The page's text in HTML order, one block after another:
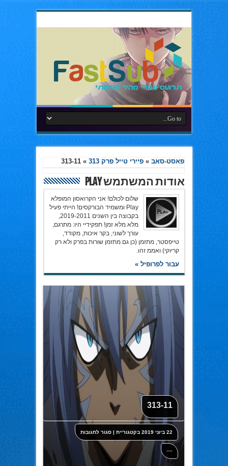
פאסט-סאב »פיירי טייל פרק 313 »
313-11
אודות המשתמש Play
שלום לכולם! אני הקרואסון המופלא
Play ומשמיד הבורקסים! הייתי פעיל
בקבוצה בין השנים 2019-2011,
מלא מלא זמן! תפקידיי היו: מתרגם,
עורך לשוני, בקר איכות, מקודד,
טייפסטר, מתזמן (כן גם מתזמן שורות בפרק ולא רק
קריוקי) ואממ זהו.
עבור לפרופיל »
313-11
22 ביוני 2019 בקטגוריית |סגור לתגובותעל
313-
----